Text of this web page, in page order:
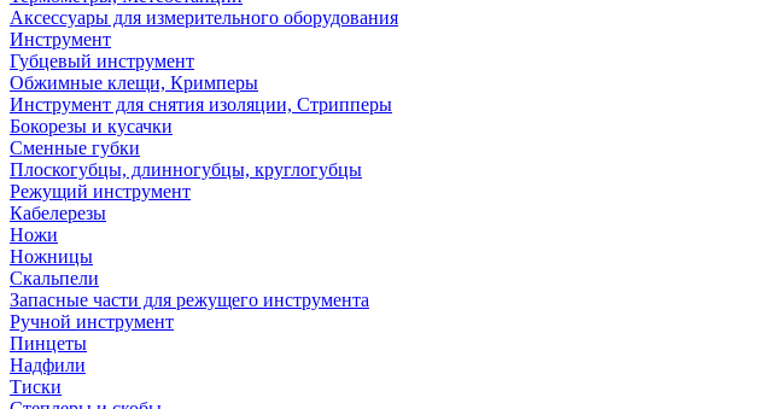
Аксессуары для измерительного оборудования
Инструмент
Губцевый инструмент
Обжимные клещи, Кримперы
Инструмент для снятия изоляции, Стрипперы
Бокорезы и кусачки
Сменные губки
Плоскогубцы, длинногубцы, круглогубцы
Режущий инструмент
Кабелерезы
Ножи
Ножницы
Скальпели
Запасные части для режущего инструмента
Ручной инструмент
Пинцеты
Надфили
Тиски